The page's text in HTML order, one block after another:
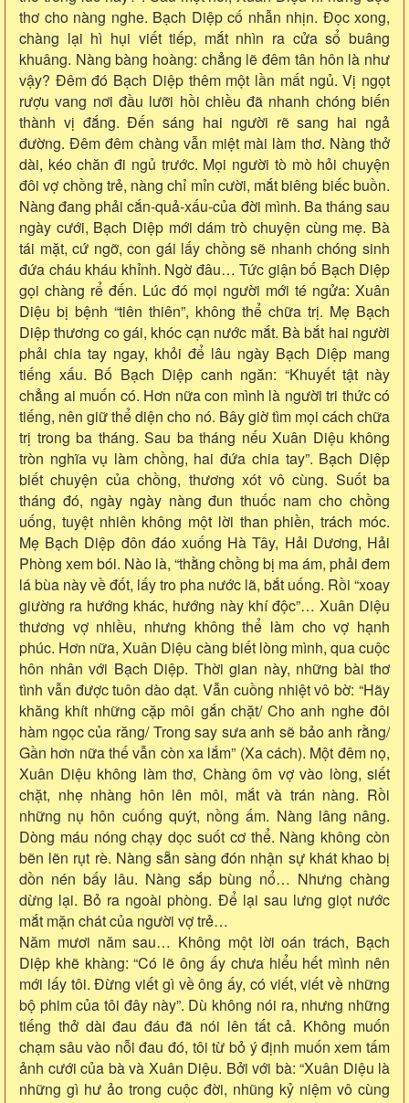
thơ cho nàng nghe. Bạch Diệp cố nhẫn nhịn. Đọc xong,
chàng lại hì hụi viết tiếp, mắt nhìn ra cửa sổ buâng
khuâng. Nàng bàng hoàng: chẳng lẽ đêm tân hôn là như
vậy? Đêm đó Bạch Diệp thêm một lần mất ngủ. Vị ngọt
rượu vang nơi đầu lưỡi hồi chiều đã nhanh chóng biến
thành vị đắng. Đến sáng hai người rẽ sang hai ngả
đường. Đêm đêm chàng vẫn miệt mài làm thơ. Nàng thở
dài, kéo chăn đi ngủ trước. Mọi người tò mò hỏi chuyện
đôi vợ chồng trẻ, nàng chỉ mỉn cười, mắt biêng biếc buồn.
Nàng đang phải cắn-quả-xấu-của đời mình. Ba tháng sau
ngày cưới, Bạch Diệp mới dám trò chuyện cùng mẹ. Bà
tái mặt, cứ ngỡ, con gái lấy chồng sẽ nhanh chóng sinh
đứa cháu kháu khỉnh. Ngờ đâu… Tức giận bố Bạch Diệp
gọi chàng rể đến. Lúc đó mọi người mới té ngửa: Xuân
Diệu bị bệnh “tiên thiên”, không thể chữa trị. Mẹ Bạch
Diệp thương co gái, khóc cạn nước mắt. Bà bắt hai người
phải chia tay ngay, khỏi để lâu ngày Bạch Diệp mang
tiếng xấu. Bố Bạch Diệp canh ngăn: “Khuyết tật này
chẳng ai muốn có. Hơn nữa con mình là người tri thức có
tiếng, nên giữ thể diện cho nó. Bây giờ tìm mọi cách chữa
trị trong ba tháng. Sau ba tháng nếu Xuân Diệu không
tròn nghĩa vụ làm chồng, hai đứa chia tay”. Bạch Diệp
biết chuyện của chồng, thương xót vô cùng. Suốt ba
tháng đó, ngày ngày nàng đun thuốc nam cho chồng
uống, tuyệt nhiên không một lời than phiền, trách móc.
Mẹ Bạch Diệp đôn đáo xuống Hà Tây, Hải Dương, Hải
Phòng xem bói. Nào là, “thằng chồng bị ma ám, phải đem
lá bùa này về đốt, lấy tro pha nước lã, bắt uống. Rồi “xoay
giường ra hướng khác, hướng này khí độc”… Xuân Diệu
thương vợ nhiều, nhưng không thể làm cho vợ hạnh
phúc. Hơn nữa, Xuân Diệu càng biết lòng mình, qua cuộc
hôn nhân với Bạch Diệp. Thời gian này, những bài thơ
tình vẫn được tuôn dào dạt. Vẫn cuồng nhiệt vô bờ: “Hãy
khăng khít những cặp môi gắn chặt/ Cho anh nghe đôi
hàm ngọc của răng/ Trong say sưa anh sẽ bảo anh rằng/
Gần hơn nữa thế vẫn còn xa lắm” (Xa cách). Một đêm nọ,
Xuân Diệu không làm thơ, Chàng ôm vợ vào lòng, siết
chặt, nhẹ nhàng hôn lên môi, mắt và trán nàng. Rồi
những nụ hôn cuống quýt, nồng ấm. Nàng lâng nâng.
Dòng máu nóng chạy dọc suốt cơ thể. Nàng không còn
bẽn lẽn rụt rè. Nàng sẵn sàng đón nhận sự khát khao bị
dồn nén bấy lâu. Nàng sắp bùng nổ… Nhưng chàng
dừng lại. Bỏ ra ngoài phòng. Để lại sau lưng giọt nước
mắt mặn chát của người vợ trẻ…
Năm mươi năm sau… Không một lời oán trách, Bạch
Diệp khẽ khàng: “Có lẽ ông ấy chưa hiểu hết mình nên
mới lấy tôi. Đừng viết gì về ông ấy, có viết, viết về những
bộ phim của tôi đây này”. Dù không nói ra, nhưng những
tiếng thở dài đau đáu đã nói lên tất cả. Không muốn
chạm sâu vào nỗi đau đó, tôi từ bỏ ý định muốn xem tấm
ảnh cưới của bà và Xuân Diệu. Bởi với bà: “Xuân Diệu là
những gì hư ảo trong cuộc đời, nhũng kỷ niệm vô cùng